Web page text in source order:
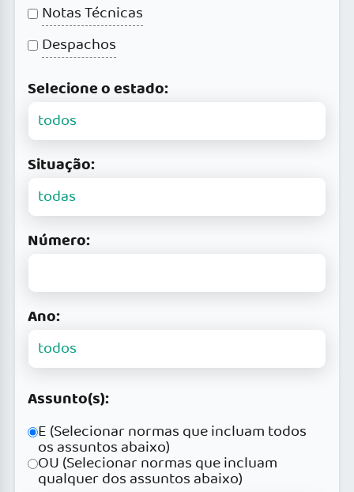
Notas Técnicas
Despachos
Selecione o estado:
Situação:
Número:
Ano:
Assunto(s):
E (Selecionar normas que incluam todos
os assuntos abaixo)
OU (Selecionar normas que incluam
qualquer dos assuntos abaixo)